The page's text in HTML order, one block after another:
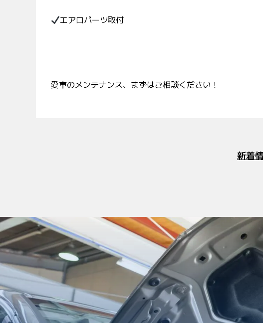
エアロパーツ取付
愛車のメンテナンス、まずはご相談ください！
新着